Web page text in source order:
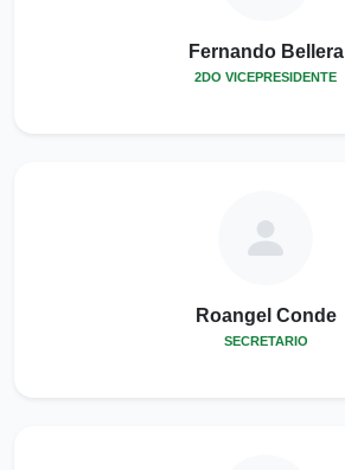
Fernando Bellera
2DO VICEPRESIDENTE
Roangel Conde
SECRETARIO